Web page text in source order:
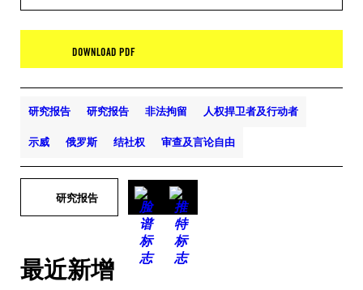
DOWNLOAD PDF
研究报告 研究报告 非法拘留 人权捍卫者及行动者
示威 俄罗斯 结社权 审查及言论自由
研究报告
最近新增